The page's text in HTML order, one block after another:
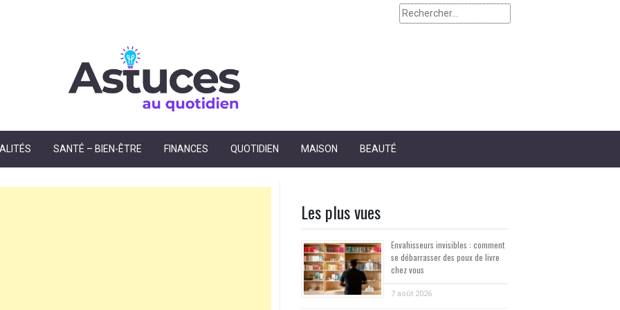
Rechercher :
SANTÉ – BIEN-ÊTRE FINANCES QUOTIDIEN MAISON BEAUTÉ
Les plus vues
Envahisseurs invisibles : comment
se débarrasser des poux de livre
chez vous
7 août 2026